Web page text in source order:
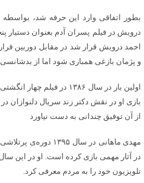
بطور اتفاقی وارد این حرفه شد،
درویش در فیلم پسران آدم بعنوان دستیار
و پژمان بازغی همباری شود اما از بدشانسی
اولین بار در سال ۱۳۸۶ در
از آن توفیق چندانی به دست نیاورد
مهدی ماهانی در سال
تلویزیون خود را به مردم معرفی کرد.